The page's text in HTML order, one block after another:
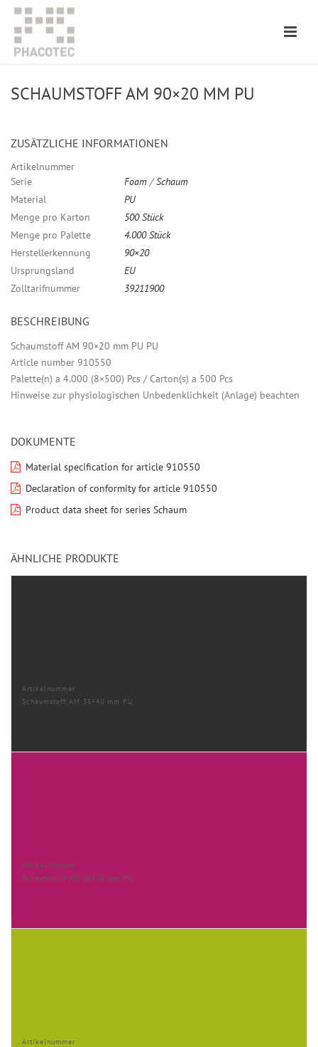
SCHAUMSTOFF AM 90×20 MM PU
ZUSÄTZLICHE INFORMATIONEN
Artikelnummer
Serie
Foam /Schaum
Material
PU
Menge pro Karton
500 Stück
Menge pro Palette
4.000 Stück
Herstellerkennung
90×20
Ursprungsland
EU
Zolltarifnummer
39211900
BESCHREIBUNG
Schaumstoff AM 90×20 mm PU PU
Article number 910550
Palette(n) a 4.000 (8×500) Pcs / Carton(s) a 500 Pcs
Hinweise zur physiologischen Unbedenklichkeit (Anlage) beachten
DOKUMENTE
Material specification for article 910550
Declaration of conformity for article 910550
Product data sheet for series Schaum
ÄHNLICHE PRODUKTE
Artikelnummer
Schaumstoff AM 35×40 mm PU
Artikelnummer
Schaumstoff AM 50×20 mm PU
Artikelnummer